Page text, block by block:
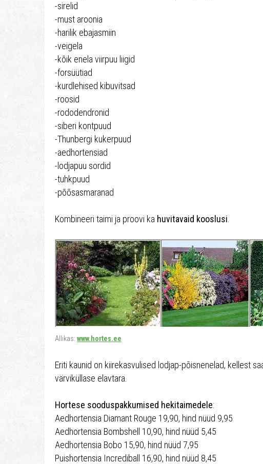
-sirelid
-must aroonia
-harilik ebajasmiin
-veigela
-kõik enela viirpuu liigid
-forsüütiad
-kurdlehised kibuvitsad
-roosid
-rododendronid
-siberi kontpuud
-Thunbergi kukerpuud
-aedhortensiad
-lodjapuu sordid
-tuhkpuud
-põõsasmaranad
Kombineeri taimi ja proovi ka huvitavaid kooslusi
Allikas: www.hortes.ee
Eriti kaunid on kiirekasvulised lodjap-põisnenelad, kellest
värviküllase elavtara.
Hortese sooduspakkumised hekitaimedele:
Aedhortensia Diamant Rouge 19,90, hind nüüd 9,95
Aedhortensia Bombshell 10,90, hind nüüd 5,45
Aedhortensia Bobo 15,90, hind nüüd 7,95
Puishortensia Incrediball 16,90, hind nüüd 8,45